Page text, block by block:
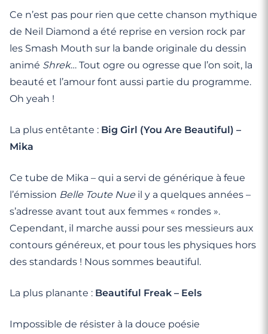
Ce n’est pas pour rien que cette chanson mythique
de Neil Diamond a été reprise en version rock par
les Smash Mouth sur la bande originale du dessin
animé Shrek… Tout ogre ou ogresse que l’on soit, la
beauté et l’amour font aussi partie du programme.
Oh yeah !
La plus entêtante : Big Girl (You Are Beautiful) –
Mika
Ce tube de Mika – qui a servi de générique à feue
l’émission Belle Toute Nueil y a quelques années –
s’adresse avant tout aux femmes « rondes ».
Cependant, il marche aussi pour ses messieurs aux
contours généreux, et pour tous les physiques hors
des standards ! Nous sommes beautiful.
La plus planante : Beautiful Freak – Eels
Impossible de résister à la douce poésie